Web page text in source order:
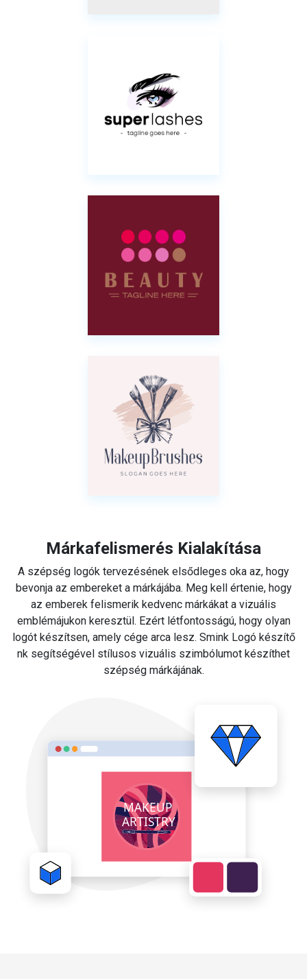
Márkafelismerés Kialakítása
A szépség logók tervezésének elsődleges oka az, hogy
bevonja az embereket a márkájába. Meg kell értenie, hogy
az emberek felismerik kedvenc márkákat a vizuális
emblémájukon keresztül. Ezért létfontosságú, hogy olyan
logót készítsen, amely cége arca lesz. Smink Logó készítő
nk segítségével stílusos vizuális szimbólumot készíthet
szépség márkájának.